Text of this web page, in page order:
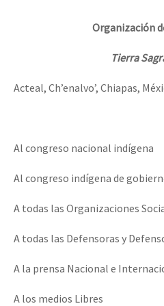
Organización
Tierra
Acteal, Ch’enalvo’, Chiapas,
Al congreso nacional indígena
Al congreso indígena de
A todas las Organizaciones
A todas las Defensoras y
A la prensa Nacional e
A los medios Libres